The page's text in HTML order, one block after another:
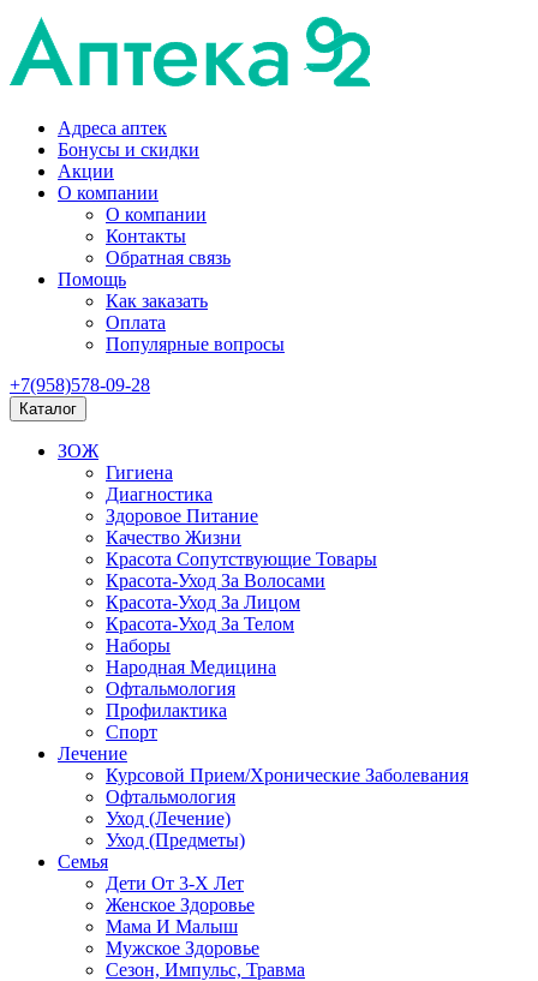
Адреса аптек
Бонусы и скидки
Акции
О компании
О компании
Контакты
Обратная связь
Помощь
Как заказать
Оплата
Популярные вопросы
+7(958)578-09-28
Каталог
ЗОЖ
Гигиена
Диагностика
Здоровое Питание
Качество Жизни
Красота Сопутствующие Товары
Красота-Уход За Волосами
Красота-Уход За Лицом
Красота-Уход За Телом
Наборы
Народная Медицина
Офтальмология
Профилактика
Спорт
Лечение
Курсовой Прием/Хронические Заболевания
Офтальмология
Уход (Лечение)
Уход (Предметы)
Семья
Дети От 3-Х Лет
Женское Здоровье
Мама И Малыш
Мужское Здоровье
Сезон, Импульс, Травма